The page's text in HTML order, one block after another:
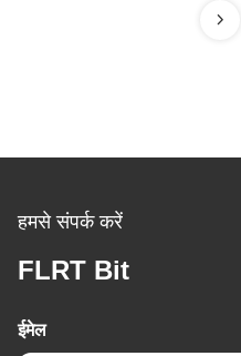
हमसे संपर्क करें
FLRT Bit
ईमेल